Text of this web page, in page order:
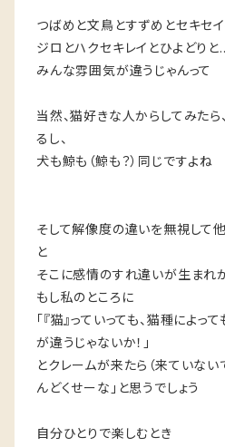
つばめと文鳥とすずめとセキセ
ジロとハクセキレイとひよどり
みんな雰囲気が違うじゃんって
当然、猫好きな人からしてみたら
るし、
犬も鯨も（鯨も？）同じですよね
そして解像度の違いを無視して
と
そこに感情のすれ違いが生まれ
もし私のところに
「『猫』っていっても、猫種によっ
が違うじゃないか！」
とクレームが来たら（来ていないで
んどくせーな」と思うでしょう
自分ひとりで楽しむとき